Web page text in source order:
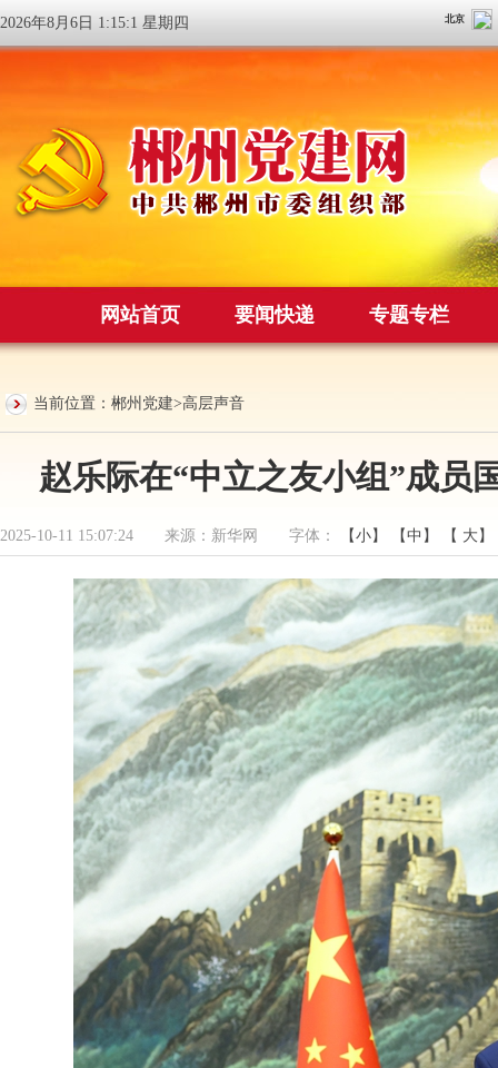
2026年8月6日 1:15:1 星期四
网站首页 要闻快递 专题专栏
当前位置： 郴州党建>高层声音
赵乐际在“中立之友小组”成员
2025-10-11 15:07:24 来源：新华网 字体： 【小】 【中】 【 大】